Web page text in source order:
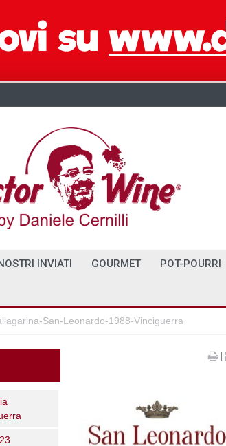
INVIATI GOURMET POT-POURRI
San-Leonardo-1988-Vinciguerra
|